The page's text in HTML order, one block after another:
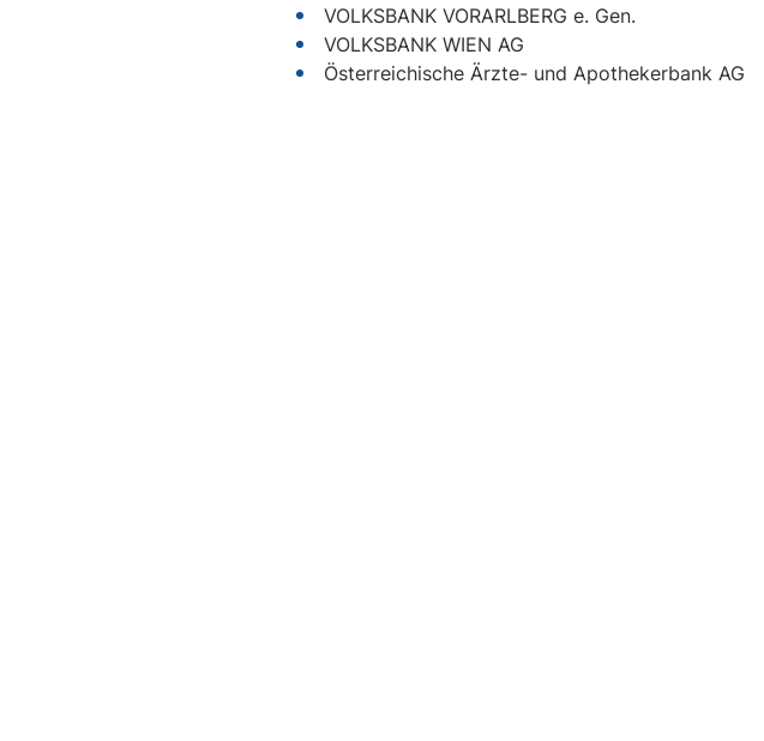
VOLKSBANK VORARLBERG e. Gen.
VOLKSBANK WIEN AG
Österreichische Ärzte- und Apothekerbank AG